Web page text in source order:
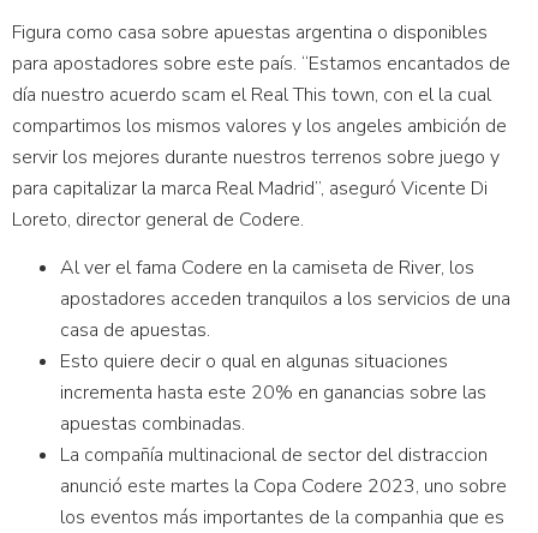
Figura como casa sobre apuestas argentina o disponibles
para apostadores sobre este país. “Estamos encantados de
día nuestro acuerdo scam el Real This town, con el la cual
compartimos los mismos valores y los angeles ambición de
servir los mejores durante nuestros terrenos sobre juego y
para capitalizar la marca Real Madrid”, aseguró Vicente Di
Loreto, director general de Codere.
Al ver el fama Codere en la camiseta de River, los
apostadores acceden tranquilos a los servicios de una
casa de apuestas.
Esto quiere decir o qual en algunas situaciones
incrementa hasta este 20% en ganancias sobre las
apuestas combinadas.
La compañía multinacional de sector del distraccion
anunció este martes la Copa Codere 2023, uno sobre
los eventos más importantes de la companhia que es